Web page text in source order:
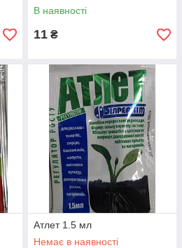
В наявності
11 ₴
Атлет 1.5 мл
Немає в наявності